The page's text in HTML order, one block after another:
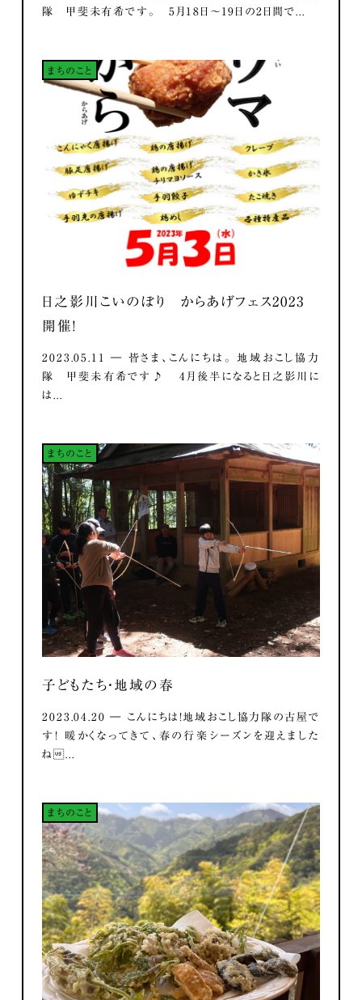
隊 甲斐未有希です。 5月18日～19日の2日間で...
まちのこと
日之影川こいのぼり からあげフェス2023
開催！
2023.05.11 ― 皆さま、こんにちは。 地域おこし協力
隊 甲斐未有希です♪ 4月後半になると日之影川に
は...
まちのこと
子どもたち・地域の春
2023.04.20 ― こんにちは！地域おこし協力隊の古屋で
す！ 暖かくなってきて、春の行楽シーズンを迎えました
ね...
まちのこと